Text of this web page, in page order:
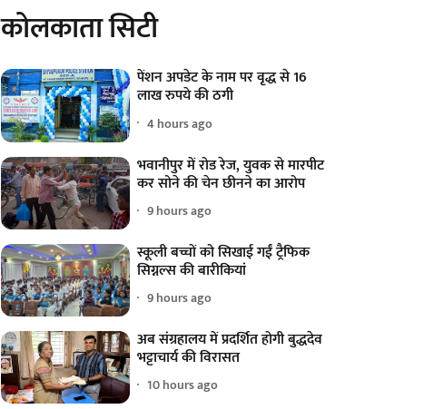
कोलकाता सिटी
पेंशन अपडेट के नाम पर वृद्ध से 16
लाख रुपये की ठगी
4 hours ago
भवानीपुर में रोड रेज, युवक से मारपीट
कर सोने की चेन छीनने का आरोप
9 hours ago
स्कूली बच्चों को सिखाई गईं ट्रैफिक
सिग्नल्स की बारीकियां
9 hours ago
अब संग्रहालय में प्रदर्शित होगी बुद्धदेव
भट्टाचार्य की विरासत
10 hours ago